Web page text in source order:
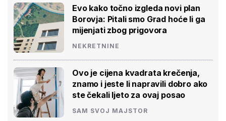
Evo kako točno izgleda novi plan
Borovja: Pitali smo Grad hoće li ga
mijenjati zbog prigovora
NEKRETNINE
Ovo je cijena kvadrata krečenja,
znamo i jeste li napravili dobro ako
ste čekali ljeto za ovaj posao
SAM SVOJ MAJSTOR